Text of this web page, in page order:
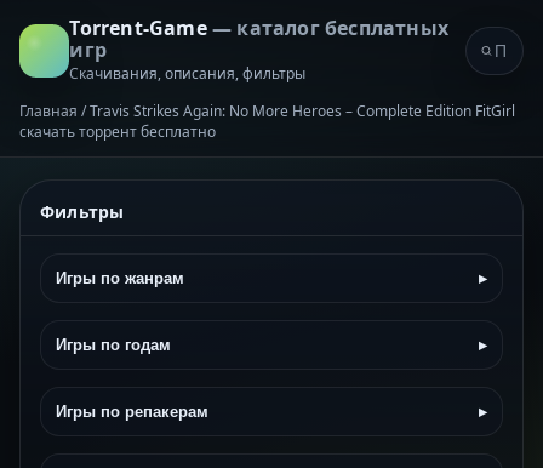
Torrent-Game— каталог бесплатных
игр
Скачивания, описания, фильтры
Главная /Travis Strikes Again: No More Heroes – Complete Edition FitGirl
скачать торрент бесплатно
Фильтры
Игры по жанрам ▸
Игры по годам ▸
Игры по репакерам ▸